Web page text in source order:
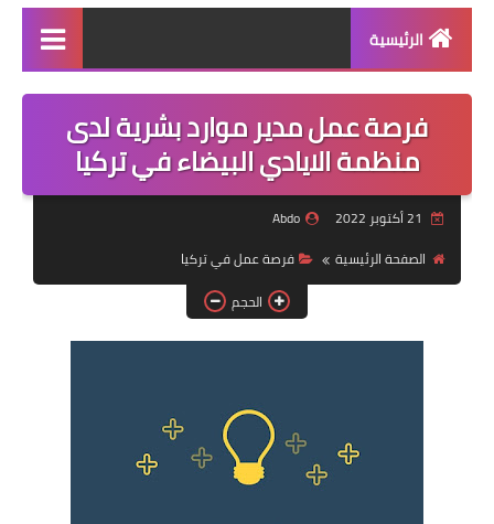
الرئيسية
القائمة
مناقصات
فرص عمل داخل سوريا
فرص عمل في العراق
فرص عمل في اليمن
دورات تدريبية
فرصة عمل مدير موارد بشرية لدى
منظمة الايادي البيضاء في تركيا
Abdo
الصفحة الرئيسية
فرصة عمل في تركيا
الحجم